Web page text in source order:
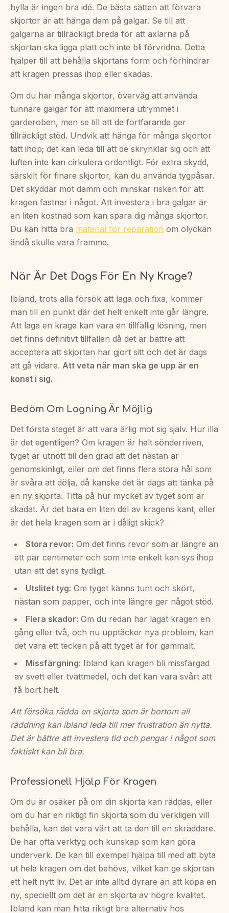
hylla är ingen bra idé. De bästa sätten att förvara
skjortor är att hänga dem på galgar. Se till att
galgarna är tillräckligt breda för att axlarna på
skjortan ska ligga platt och inte bli förvridna. Detta
hjälper till att behålla skjortans form och förhindrar
att kragen pressas ihop eller skadas.
Om du har många skjortor, överväg att använda
tunnare galgar för att maximera utrymmet i
garderoben, men se till att de fortfarande ger
tillräckligt stöd. Undvik att hänga för många skjortor
tätt ihop; det kan leda till att de skrynklar sig och att
luften inte kan cirkulera ordentligt. För extra skydd,
särskilt för finare skjortor, kan du använda tygpåsar.
Det skyddar mot damm och minskar risken för att
kragen fastnar i något. Att investera i bra galgar är
en liten kostnad som kan spara dig många skjortor.
Du kan hitta bra material för reparation om olyckan
ändå skulle vara framme.
När Är Det Dags För En Ny Krage?
Ibland, trots alla försök att laga och fixa, kommer
man till en punkt där det helt enkelt inte går längre.
Att laga en krage kan vara en tillfällig lösning, men
det finns definitivt tillfällen då det är bättre att
acceptera att skjortan har gjort sitt och det är dags
att gå vidare. Att veta när man ska ge upp är en
konst i sig.
Bedöm Om Lagning Är Möjlig
Det första steget är att vara ärlig mot sig själv. Hur illa
är det egentligen? Om kragen är helt sönderriven,
tyget är utnött till den grad att det nästan är
genomskinligt, eller om det finns flera stora hål som
är svåra att dölja, då kanske det är dags att tänka på
en ny skjorta. Titta på hur mycket av tyget som är
skadat. Är det bara en liten del av kragens kant, eller
är det hela kragen som är i dåligt skick?
Stora revor: Om det finns revor som är längre än
ett par centimeter och som inte enkelt kan sys ihop
utan att det syns tydligt.
Utslitet tyg: Om tyget känns tunt och skört,
nästan som papper, och inte längre ger något stöd.
Flera skador: Om du redan har lagat kragen en
gång eller två, och nu upptäcker nya problem, kan
det vara ett tecken på att tyget är för gammalt.
Missfärgning: Ibland kan kragen bli missfärgad
av svett eller tvättmedel, och det kan vara svårt att
få bort helt.
Att försöka rädda en skjorta som är bortom all
räddning kan ibland leda till mer frustration än nytta.
Det är bättre att investera tid och pengar i något som
faktiskt kan bli bra.
Professionell Hjälp För Kragen
Om du är osäker på om din skjorta kan räddas, eller
om du har en riktigt fin skjorta som du verkligen vill
behålla, kan det vara värt att ta den till en skräddare.
De har ofta verktyg och kunskap som kan göra
underverk. De kan till exempel hjälpa till med att byta
ut hela kragen om det behövs, vilket kan ge skjortan
ett helt nytt liv. Det är inte alltid dyrare än att köpa en
ny, speciellt om det är en skjorta av högre kvalitet.
Ibland kan man hitta riktigt bra alternativ hos